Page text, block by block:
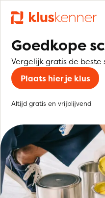
Goedkope
Vergelijk gratis de beste
Plaats hier je klus
Altijd gratis en vrijblijvend